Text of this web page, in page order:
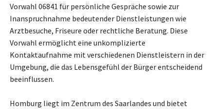
Vorwahl 06841 für persönliche Gespräche sowie zur
Inanspruchnahme bedeutender Dienstleistungen wie
Arztbesuche, Friseure oder rechtliche Beratung. Diese
Vorwahl ermöglicht eine unkomplizierte
Kontaktaufnahme mit verschiedenen Dienstleistern in der
Umgebung, die das Lebensgefühl der Bürger entscheidend
beeinflussen.
Homburg liegt im Zentrum des Saarlandes und bietet